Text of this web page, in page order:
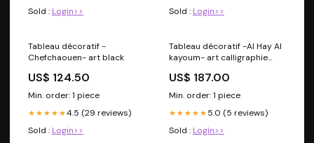
Sold : Login>>
Sold : Login>>
Tableau décoratif -
Chefchaouen- art black
US$ 124.50
Min. order: 1 piece
★★★★★4.5 (29 reviews)
Sold : Login>>
Tableau décoratif -Al Hay Al
kayoum- art calligraphie
US$ 187.00
Min. order: 1 piece
★★★★★ 5.0 (5 reviews)
Sold : Login>>